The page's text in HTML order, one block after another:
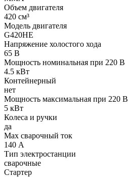
Объем двигателя
420 см³
Модель двигателя
G420HE
Напряжение холостого хода
65 В
Мощность номинальная при 220 В
4.5 кВт
Контейнерный
нет
Мощность максимальная при 220 В
5 кВт
Колеса и ручки
да
Max сварочный ток
140 А
Тип электростанции
сварочные
Стартер